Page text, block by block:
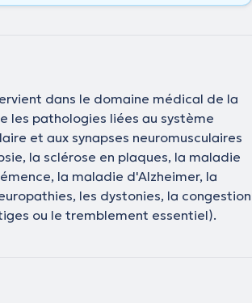
dans le domaine médical de la
les pathologies liées au système
et aux synapses neuromusculaires
la sclérose en plaques, la maladie
la maladie d'Alzheimer, la
les dystonies, la congestion
ou le tremblement essentiel).